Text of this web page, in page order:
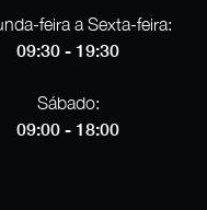
feira a Sexta-feira:
09:30 - 19:30
Sábado:
09:00 - 18:00